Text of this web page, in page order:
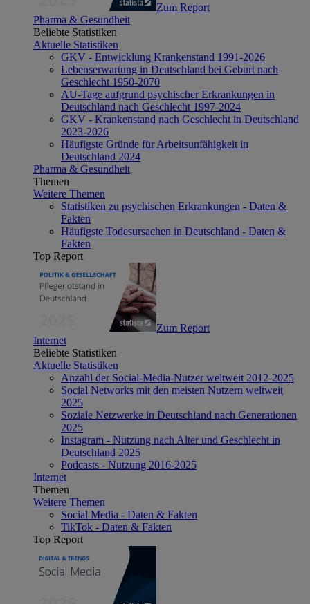
Zum Report
Pharma & Gesundheit
Beliebte Statistiken
Aktuelle Statistiken
GKV - Entwicklung Krankenstand 1991-2026
Lebenserwartung in Deutschland bei Geburt nach
Geschlecht 1950-2070
AU-Tage aufgrund psychischer Erkrankungen in
Deutschland nach Geschlecht 1997-2024
GKV - Krankenstand nach Geschlecht in Deutschland
2023-2026
Häufigste Gründe für Arbeitsunfähigkeit in
Deutschland 2024
Pharma & Gesundheit
Themen
Weitere Themen
Statistiken zu psychischen Erkrankungen - Daten &
Fakten
Häufigste Todesursachen in Deutschland - Daten &
Fakten
Top Report
Zum Report
Internet
Beliebte Statistiken
Aktuelle Statistiken
Anzahl der Social-Media-Nutzer weltweit 2012-2025
Social Networks mit den meisten Nutzern weltweit
2025
Soziale Netzwerke in Deutschland nach Generationen
2025
Instagram - Nutzung nach Alter und Geschlecht in
Deutschland 2025
Podcasts - Nutzung 2016-2025
Internet
Themen
Weitere Themen
Social Media - Daten & Fakten
TikTok - Daten & Fakten
Top Report